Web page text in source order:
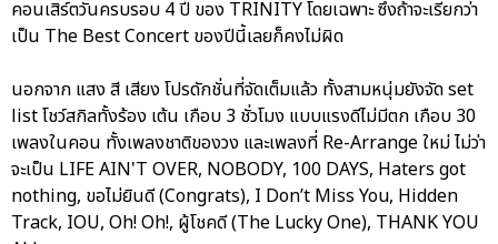
คอนเสิร์ตวันครบรอบ 4 ปี ของ TRINITY โดยเฉพาะ ซึ่งถ้าจะเรียกว่า
เป็น The Best Concert ของปีนี้เลยก็คงไม่ผิด
นอกจาก แสง สี เสียง โปรดักชั่นที่จัดเต็มแล้ว ทั้งสามหนุ่มยังจัด set
list โชว์สกิลทั้งร้อง เต้น เกือบ 3 ชั่วโมง แบบแรงดีไม่มีตก เกือบ 30
เพลงในคอน ทั้งเพลงชาติของวง และเพลงที่ Re-Arrange ใหม่ ไม่ว่า
จะเป็น LIFE AIN'T OVER, NOBODY, 100 DAYS, Haters got
nothing, ขอไม่ยินดี (Congrats), I Don’t Miss You, Hidden
Track, IOU, Oh! Oh!, ผู้โชคดี (The Lucky One), THANK YOU